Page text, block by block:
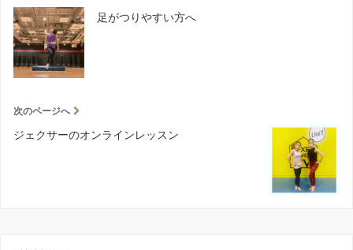
足がつりやすい方へ
次のページへ
ジェクサーのオンラインレッスン